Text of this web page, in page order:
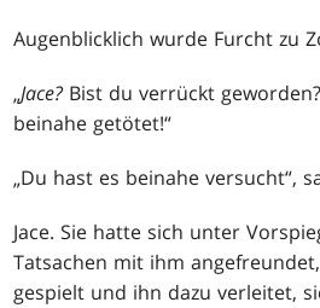
Augenblicklich wurde Furcht zu
„Jace?Bist du verrückt
beinahe getötet!“
„Du hast es beinahe versucht“,
Jace. Sie hatte sich unter
Tatsachen mit ihm
gespielt und ihn dazu verleitet,